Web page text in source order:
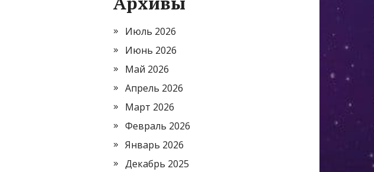
Июль 2026
Июнь 2026
Май 2026
Апрель 2026
Март 2026
Февраль 2026
Январь 2026
Декабрь 2025